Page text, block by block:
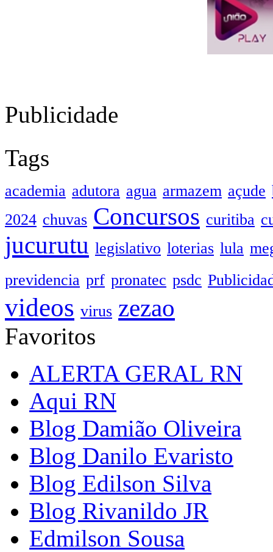
Publicidade
Tags
academia adutora agua armazem açude
2024 chuvas Concursos curitiba
jucurutu legislativo loterias lula
previdencia prf pronatec psdc
videos virus zezao
Favoritos
ALERTA GERAL RN
Aqui RN
Blog Damião Oliveira
Blog Danilo Evaristo
Blog Edilson Silva
Blog Rivanildo JR
Edmilson Sousa